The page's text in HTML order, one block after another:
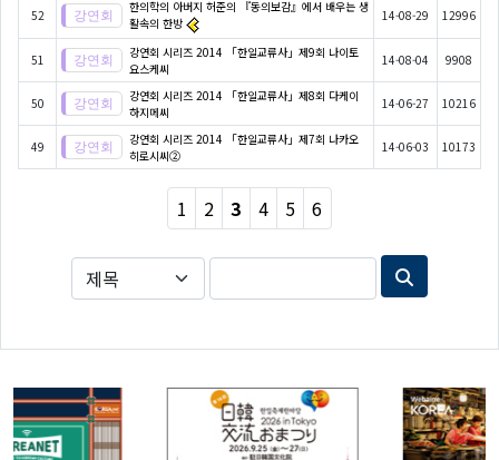
52
한의학의 아버지 허준의 『동의보감』에서 배우는 생
활속의 한방
14-08-29 12996
51
강연회 시리즈 2014 「한일교류사」제9회 나이토
요스케씨
14-08-04 9908
50
강연회 시리즈 2014 「한일교류사」제8회 다케이
하지메씨
14-06-27 10216
49
강연회 시리즈 2014 「한일교류사」제7회 나카오
히로시씨②
14-06-03 10173
1 2 3 4 5 6